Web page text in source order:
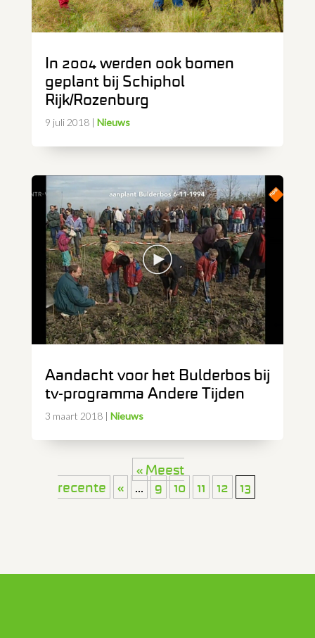
In 2004 werden ook bomen
geplant bij Schiphol
Rijk/Rozenburg
9 juli 2018| Nieuws
Aandacht voor het Bulderbos bij
tv-programma Andere Tijden
3 maart 2018| Nieuws
« Meest
recente
« ... 9 10 11 12 13